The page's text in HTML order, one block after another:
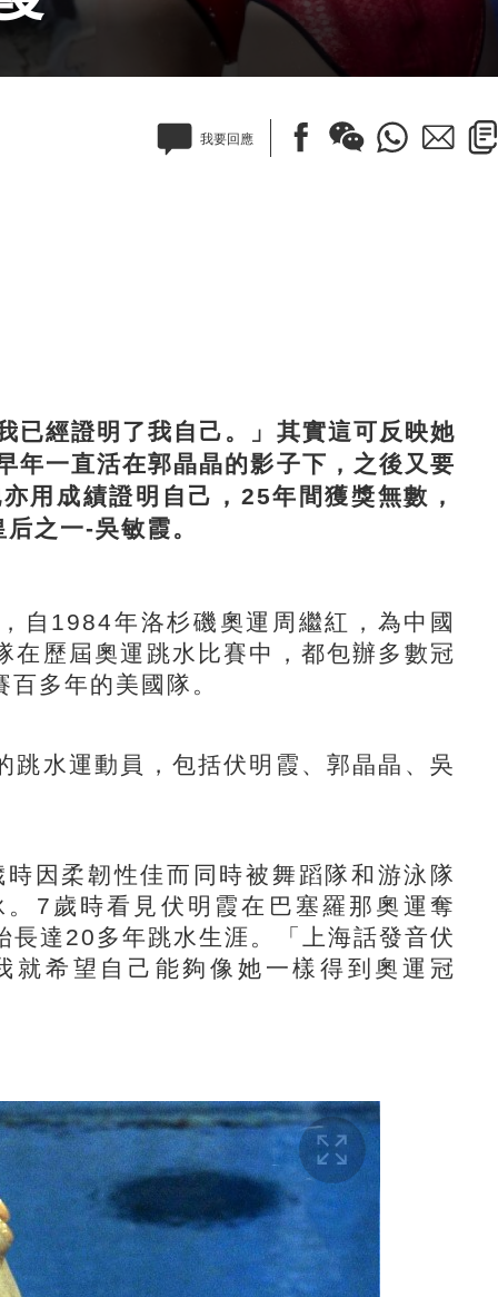
我要回應
經證明了我自己。 」 其實這可反映她
年一直活在郭晶晶的影子下，之後又要
用成績證明自己， 25年間獲獎無數，
后之一-吳敏霞。
自 1984年洛杉磯奧運周繼紅，為中國
在歷屆奧運跳水比賽中，都包辦多數冠
百多年的美國隊 。
跳水運動員，包括伏明霞、郭晶晶、吳
時因柔韌性佳而同時被舞蹈隊和游泳隊
7 歲時看見伏明霞在巴塞羅那奧運奪
長達 20多年跳水生涯。「上海話發音伏
就希望自己能夠像她一樣得到奧運冠